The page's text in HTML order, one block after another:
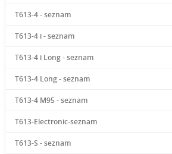
T613-4 - seznam
T613-4 i - seznam
T613-4 i Long - seznam
T613-4 Long - seznam
T613-4 M95 - seznam
T613-Electronic-seznam
T613-S - seznam